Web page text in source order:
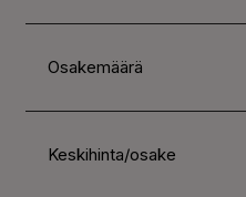
Osakemäärä
Keskihinta/osake